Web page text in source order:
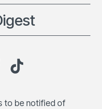
to be notified of